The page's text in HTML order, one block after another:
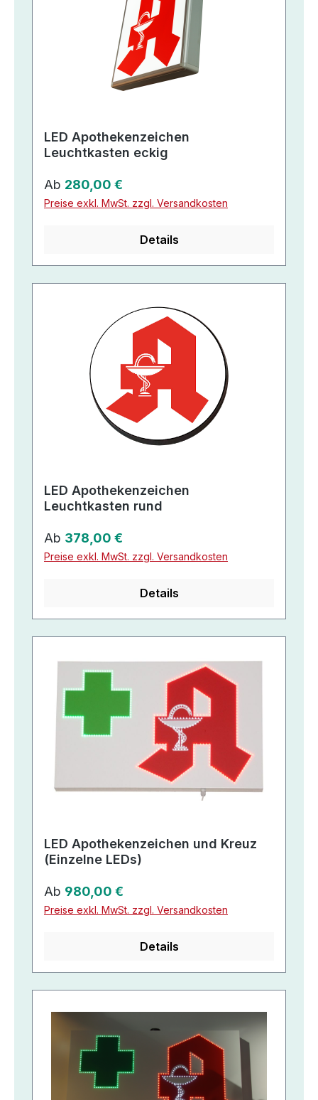
LED Apothekenzeichen
Leuchtkasten eckig
Regulärer Preis:
Ab 280,00 €
Preise exkl. MwSt. zzgl. Versandkosten
Details
LED Apothekenzeichen
Leuchtkasten rund
Regulärer Preis:
Ab 378,00 €
Preise exkl. MwSt. zzgl. Versandkosten
Details
LED Apothekenzeichen und Kreuz
(Einzelne LEDs)
Regulärer Preis:
Ab 980,00 €
Preise exkl. MwSt. zzgl. Versandkosten
Details